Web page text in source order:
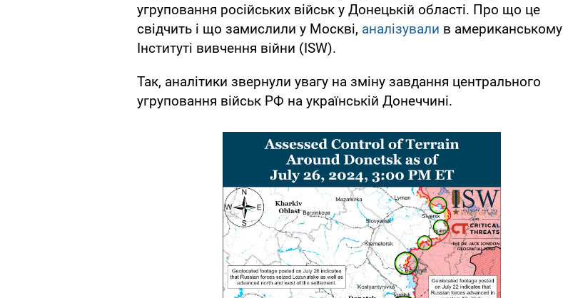
угруповання російських військ у Донецькій області. Про що це
свідчить і що замислили у Москві, аналізували в американському
Інституті вивчення війни (ISW).
Так, аналітики звернули увагу на зміну завдання центрального
угруповання військ РФ на українській Донеччині.